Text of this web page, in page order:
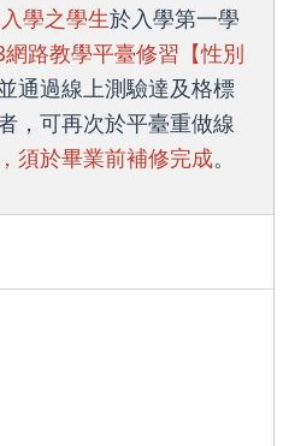
學之學生於入學第一學
路教學平臺修習【性別
並通過線上測驗達及格標
，可再次於平臺重做線
須於畢業前補修完成。